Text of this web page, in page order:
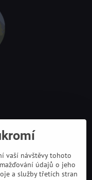
vaší návštěvy tohoto
údajů o jeho
a služby třetích stran